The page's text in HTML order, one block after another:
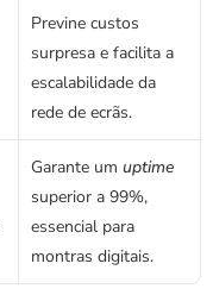
Previne custos
surpresa e facilita a
escalabilidade da
rede de ecrãs.
Garante um uptime
superior a 99%,
essencial para
montras digitais.